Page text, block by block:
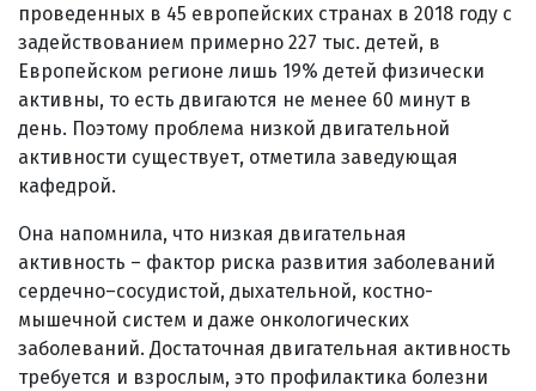
проведенных в 45 европейских странах в 2018 году с
задействованием примерно 227 тыс. детей, в
Европейском регионе лишь 19% детей физически
активны, то есть двигаются не менее 60 минут в
день. Поэтому проблема низкой двигательной
активности существует, отметила заведующая
кафедрой.
Она напомнила, что низкая двигательная
активность – фактор риска развития заболеваний
сердечно–сосудистой, дыхательной, костно-
мышечной систем и даже онкологических
заболеваний. Достаточная двигательная активность
требуется и взрослым, это профилактика болезни